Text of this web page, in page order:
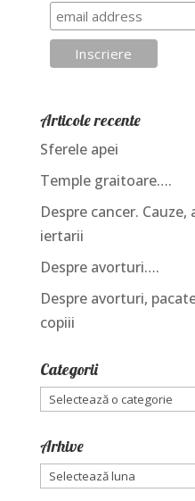
Articole recente
Sferele apei
Temple graitoare….
Despre cancer.
iertarii
Despre avorturi….
Despre avorturi,
copiii
Categorii
Categorii
Arhive
Arhive